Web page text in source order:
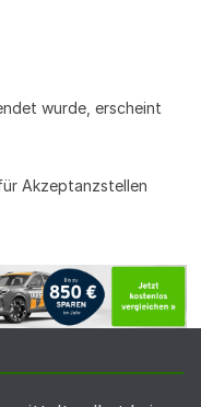
wurde, erscheint
Akzeptanzstellen